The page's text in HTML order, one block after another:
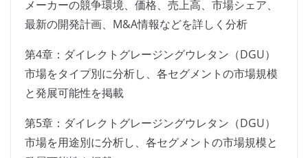
メーカーの競争環境、価格、売上高、市場シェア、
最新の開発計画、M&A情報などを詳しく分析
第4章：ダイレクトグレージングウレタン（DGU）
市場をタイプ別に分析し、各セグメントの市場規模
と発展可能性を掲載
第5章：ダイレクトグレージングウレタン（DGU）
市場を用途別に分析し、各セグメントの市場規模と